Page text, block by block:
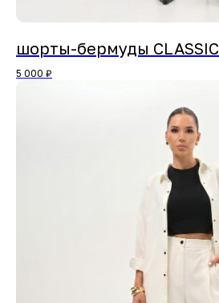
шорты-бермуды CLASSIC
5 000 ₽